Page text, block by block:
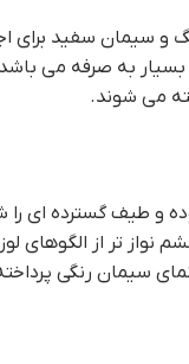
سیمان سفید برای
بسیار به صرفه می
می شوند.
و طیف گسترده ای
نواز تر از
سیمان رنگی